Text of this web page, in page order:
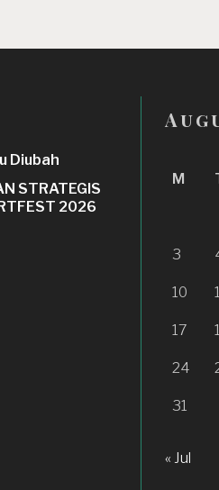
Diubah
STRATEGIS
2026
M
3
10
17
24
31
« Jul